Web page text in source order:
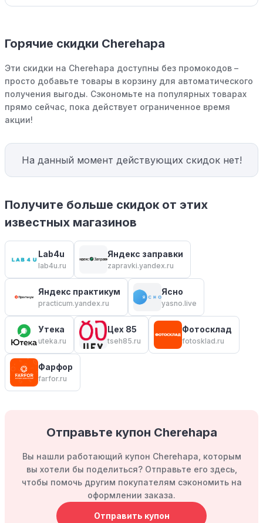
Горячие скидки Cherehapa
Эти скидки на Cherehapa доступны без промокодов –
просто добавьте товары в корзину для автоматического
получения выгоды. Сэкономьте на популярных товарах
прямо сейчас, пока действует ограниченное время
акции!
На данный момент действующих скидок нет!
Получите больше скидок от этих
известных магазинов
Lab4u
lab4u.ru
Яндекс заправки
zapravki.yandex.ru
Яндекс практикум
practicum.yandex.ru
Ясно
yasno.live
Утека
uteka.ru
Цех 85
tseh85.ru
Фотосклад
fotosklad.ru
Фарфор
farfor.ru
Отправьте купон Cherehapa
Вы нашли работающий купон Cherehapa, которым
вы хотели бы поделиться? Отправьте его здесь,
чтобы помочь другим покупателям сэкономить на
оформлении заказа.
Отправить купон